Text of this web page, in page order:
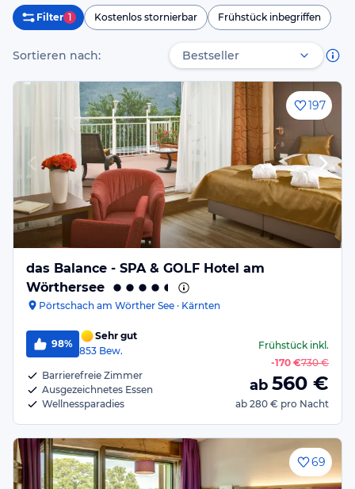
Filter 1 Kostenlos stornierbar Frühstück inbegriffen
Sortieren nach:
197
das Balance - SPA & GOLF Hotel am
Wörthersee
Pörtschach am Wörther See · Kärnten
98%
Sehr gut
853 Bew.
Barrierefreie Zimmer
Ausgezeichnetes Essen
Wellnessparadies
Frühstückinkl.
-170 €730 €
ab 560 €
ab 280 € pro Nacht
69